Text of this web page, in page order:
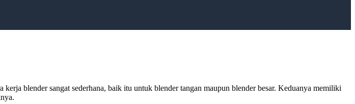
blender sangat sederhana, baik itu untuk blender tangan maupun blender besar. Keduanya memiliki